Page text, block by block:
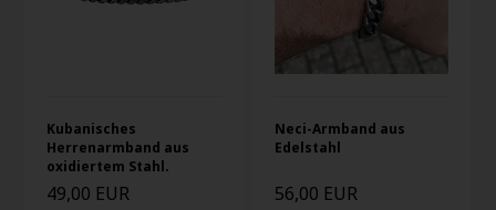
Kubanisches
Herrenarmband aus
oxidiertem Stahl.
49,00 EUR
Neci-Armband aus
Edelstahl
56,00 EUR